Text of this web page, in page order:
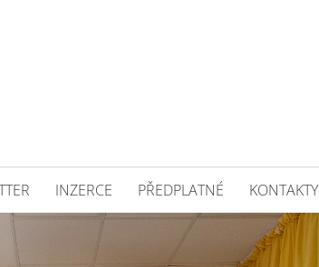
INZERCE PŘEDPLATNÉ KONTAKTY